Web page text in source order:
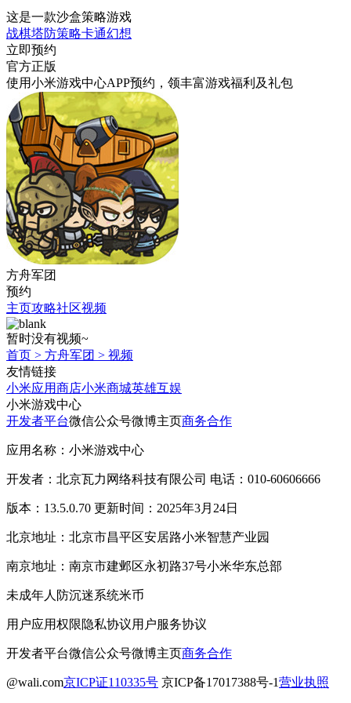
这是一款沙盒策略游戏
战棋塔防策略卡通幻想
立即预约
官方正版
使用小米游戏中心APP预约 ，领丰富游戏福利 及礼包
方舟军团
预约
主页攻略社区视频
暂时没有视频~
首页 > 方舟军团 > 视频
友情链接
小米应用商店小米商城英雄互娱
小米游戏中心
开发者平台微信公众号微博主页商务合作
应用名称：小米游戏中心
开发者：北京瓦力网络科技有限公司 电话：010-60606666
版本：13.5.0.70 更新时间：2025年3月24日
北京地址：北京市昌平区安居路小米智慧产业园
南京地址：南京市建邺区永初路37号小米华东总部
未成年人防沉迷系统米币
用户应用权限隐私协议用户服务协议
开发者平台微信公众号微博主页商务合作
@wali.com京ICP证110335号 京ICP备17017388号-1营业执照